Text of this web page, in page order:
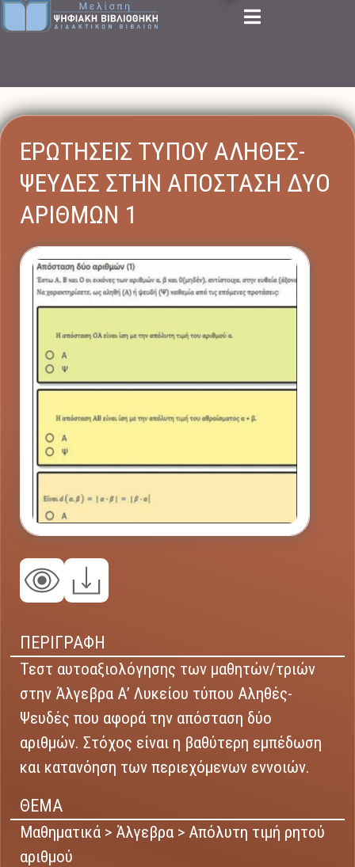
ΕΡΩΤΗΣΕΙΣ ΤΥΠΟΥ ΑΛΗΘΕΣ-
ΨΕΥΔΕΣ ΣΤΗΝ ΑΠΟΣΤΑΣΗ ΔΥΟ
ΑΡΙΘΜΩΝ 1
ΠΕΡΙΓΡΑΦΗ
Τεστ αυτοαξιολόγησης των μαθητών/τριών
στην Άλγεβρα Α’ Λυκείου τύπου Αληθές-
Ψευδές που αφορά την απόσταση δύο
αριθμών. Στόχος είναι η βαθύτερη εμπέδωση
και κατανόηση των περιεχόμενων εννοιών.
ΘΕΜΑ
Μαθηματικά > Άλγεβρα > Απόλυτη τιμή ρητού
αριθμού